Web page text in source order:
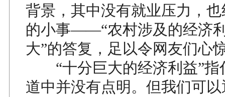
背景，其中没有就业压力，
的小事——“农村涉及的经济
大”的答复，足以令网友们心
“十分巨大的经济利益”指
道中并没有点明。但我们可